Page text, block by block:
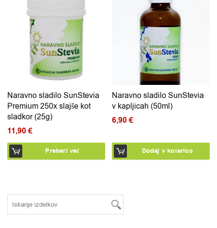
Naravno sladilo SunStevia
Premium 250x slajše kot
sladkor (25g)
11,90€
Preberi več
Naravno sladilo SunStevia
v kapljicah (50ml)
6,90€
Dodaj v košarico